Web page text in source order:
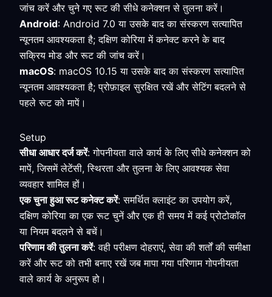
जांच करें और चुने गए रूट की सीधे कनेक्शन से तुलना करें।
Android: Android 7.0 या उसके बाद का संस्करण सत्यापित
न्यूनतम आवश्यकता है; दक्षिण कोरिया में कनेक्ट करने के बाद
सक्रिय मोड और रूट की जांच करें।
macOS: macOS 10.15 या उसके बाद का संस्करण सत्यापित
न्यूनतम आवश्यकता है; प्रोफ़ाइल सुरक्षित रखें और सेटिंग बदलने से
पहले रूट को मापें।
Setup
सीधा आधार दर्ज करें: गोपनीयता वाले कार्य के लिए सीधे कनेक्शन को
मापें, जिसमें लेटेंसी, स्थिरता और तुलना के लिए आवश्यक सेवा
व्यवहार शामिल हों।
एक चुना हुआ रूट कनेक्ट करें: समर्थित क्लाइंट का उपयोग करें,
दक्षिण कोरिया का एक रूट चुनें और एक ही समय में कई प्रोटोकॉल
या नियम बदलने से बचें।
परिणाम की तुलना करें: वही परीक्षण दोहराएं, सेवा की शर्तों की समीक्षा
करें और रूट को तभी बनाए रखें जब मापा गया परिणाम गोपनीयता
वाले कार्य के अनुरूप हो।